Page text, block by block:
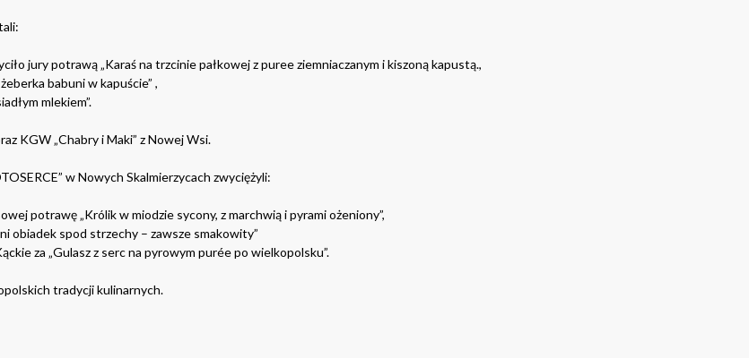
jury potrawą „Karaś na trzcinie pałkowej z puree ziemniaczanym i kiszoną kapustą.,
babuni w kapuście” ,
mlekiem”.
KGW „Chabry i Maki” z Nowej Wsi.
w Nowych Skalmierzycach zwyciężyli:
potrawę „Królik w miodzie sycony, z marchwią i pyrami ożeniony”,
obiadek spod strzechy – zawsze smakowity”
za „Gulasz z serc na pyrowym purée po wielkopolsku”.
tradycji kulinarnych.